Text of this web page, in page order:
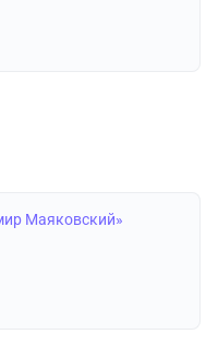
Маяковский»